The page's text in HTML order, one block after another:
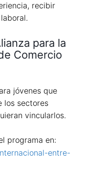
recibir
para la
Comercio
jóvenes que
los sectores
vincularlos.
programa en:
entre-